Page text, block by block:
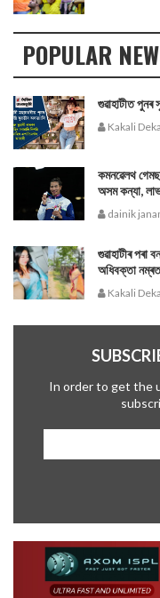
POPULAR
গুৱাহাটীত পুনৰ
Kakali Deka
কমনৱেলথ
অসম কন্যা,
dainik
গুৱাহাটীৰ
অধিবক্তা
Kakali Deka
In order to get the